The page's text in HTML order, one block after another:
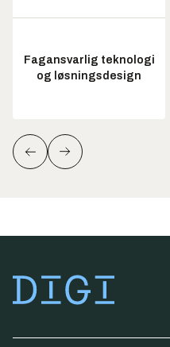
Fagansvarlig teknologi
og løsningsdesign